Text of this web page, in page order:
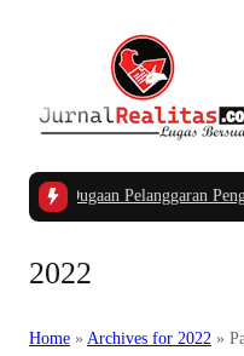
Dugaan Pelanggaran
2022
Home » Archives for 2022 »